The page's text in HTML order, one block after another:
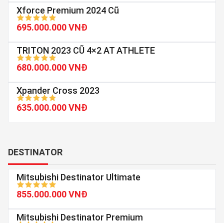
Xforce Premium 2024 Cũ
695.000.000 VNĐ
TRITON 2023 CŨ 4×2 AT ATHLETE
680.000.000 VNĐ
Xpander Cross 2023
635.000.000 VNĐ
DESTINATOR
Mitsubishi Destinator Ultimate
855.000.000 VNĐ
Mitsubishi Destinator Premium